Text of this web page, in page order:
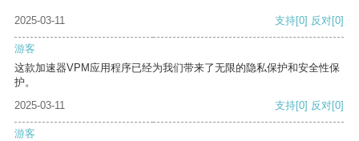
2025-03-11 支持[0] 反对[0]
游客
这款加速器VPM应用程序已经为我们带来了无限的隐私保护和安全性保
护。
2025-03-11
支持[0] 反对[0]
游客